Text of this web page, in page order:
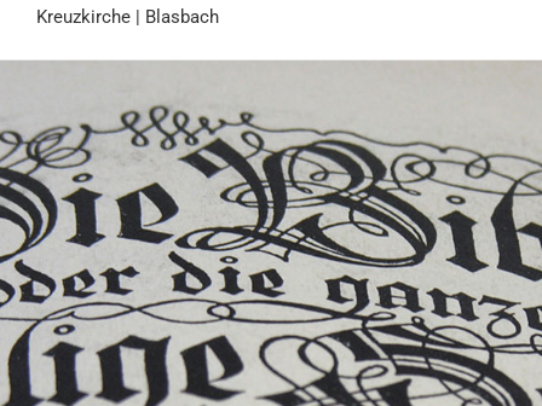
Kreuzkirche | Blasbach